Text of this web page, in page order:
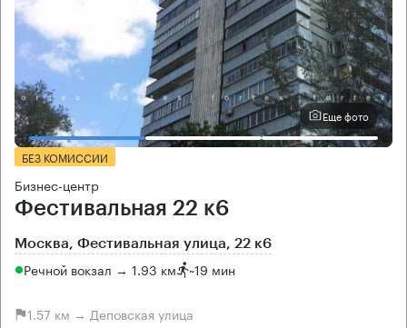
Еще фото
БЕЗ КОМИССИИ
Бизнес-центр
Фестивальная 22 к6
Москва, Фестивальная улица, 22 к6
Речной вокзал → 1.93 км ~19 мин
1.57 км → Деповская улица